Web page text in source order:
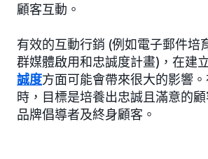
顧客互動。
有效的互動行銷 (例如電子郵件培
群媒體啟用和忠誠度計畫)，在建
誠度方面可能會帶來很大的影響
時，目標是培養出忠誠且滿意的
品牌倡導者及終身顧客。